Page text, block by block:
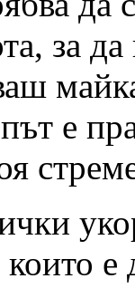
за
е
е